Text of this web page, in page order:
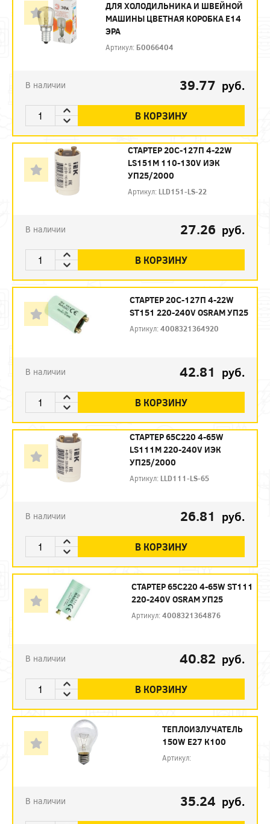
ДЛЯ ХОЛОДИЛЬНИКА И ШВЕЙНОЙ
МАШИНЫ ЦВЕТНАЯ КОРОБКА Е14
ЭРА
Артикул: Б0066404
В наличии 39.77 руб.
В КОРЗИНУ
СТАРТЕР 20С-127П 4-22W
LS151М 110-130V ИЭК
УП25/2000
Артикул: LLD151-LS-22
В наличии 27.26 руб.
В КОРЗИНУ
СТАРТЕР 20С-127П 4-22W
ST151 220-240V OSRAM УП25
Артикул:4008321364920
В наличии 42.81 руб.
В КОРЗИНУ
СТАРТЕР 65С220 4-65W
LS111М 220-240V ИЭК
УП25/2000
Артикул: LLD111-LS-65
В наличии 26.81 руб.
В КОРЗИНУ
СТАРТЕР 65С220 4-65W ST111
220-240V OSRAM УП25
Артикул:4008321364876
В наличии 40.82 руб.
В КОРЗИНУ
ТЕПЛОИЗЛУЧАТЕЛЬ
150W Е27 К100
Артикул:
В наличии 35.24 руб.